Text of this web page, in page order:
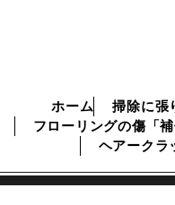
ホーム 掃除に張
フローリングの傷「
ヘアークラ